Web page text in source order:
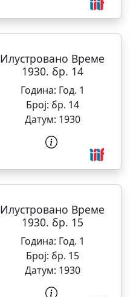
Илустровано Време
1930. бр. 14
Година: Год. 1
Број: бр. 14
Датум: 1930
Илустровано Време
1930. бр. 15
Година: Год. 1
Број: бр. 15
Датум: 1930